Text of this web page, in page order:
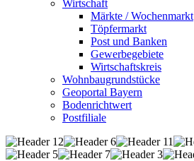
Wirtschaft
Märkte / Wochenmarkt
Töpfermarkt
Post und Banken
Gewerbegebiete
Wirtschaftskreis
Wohnbaugrundstücke
Geoportal Bayern
Bodenrichtwert
Postfiliale